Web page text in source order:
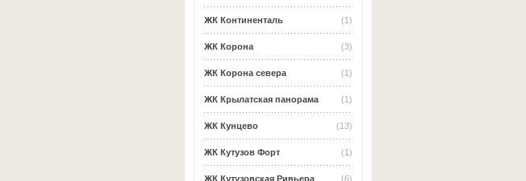
(1)
ЖК Континенталь
(3)
ЖК Корона
(1)
ЖК Корона севера
(1)
ЖК Крылатская панорама
(13)
ЖК Кунцево
(1)
ЖК Кутузов Форт
(6)
ЖК Кутузовская Ривьера